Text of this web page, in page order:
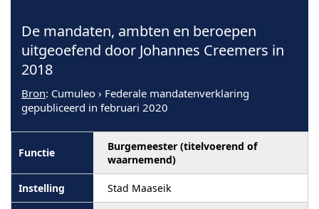
De mandaten, ambten en beroepen
uitgeoefend door Johannes Creemers in
2018
Bron: Cumuleo › Federale mandatenverklaring
gepubliceerd in februari 2020
Burgemeester (titelvoerend of
waarnemend)
Stad Maaseik